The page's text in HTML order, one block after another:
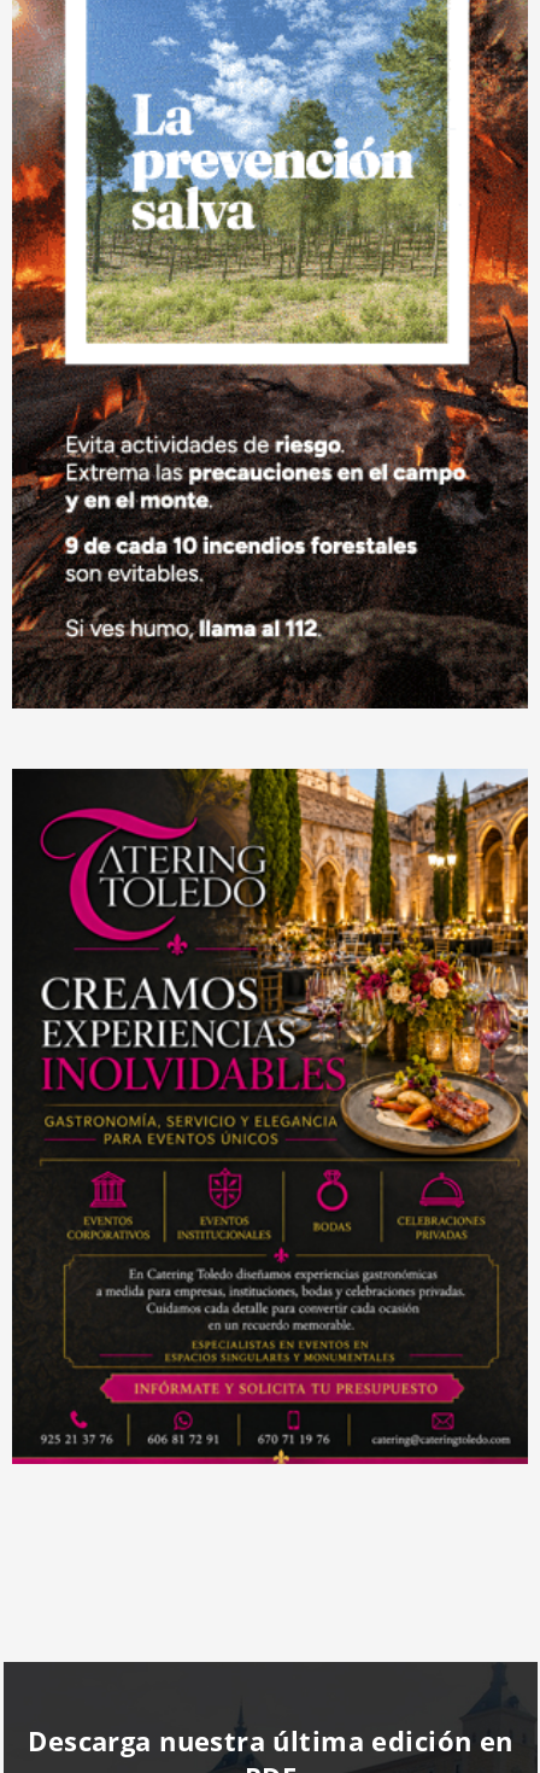
Descarga nuestra última edición en